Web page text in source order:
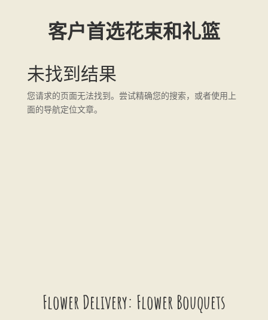
客户首选花束和礼篮
未找到结果
您请求的页面无法找到。尝试精确您的搜索，或者使用上
面的导航定位文章。
Flower Delivery: Flower Bouquets